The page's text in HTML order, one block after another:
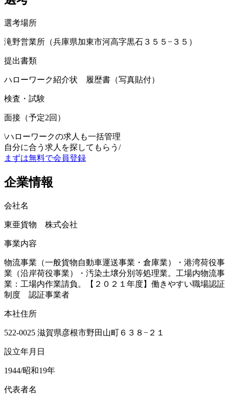
選考場所
滝野営業所（兵庫県加東市河高字黒石３５５−３５）
提出書類
ハローワーク紹介状 履歴書（写真貼付）
検査・試験
面接（予定2回）
\ハローワークの求人も一括管理
自分に合う求人を探してもらう /
まずは無料で会員登録
企業情報
会社名
東亜貨物 株式会社
事業内容
物流事業（一般貨物自動車運送事業・倉庫業）・港湾荷役事
業（沿岸荷役事業）・汚染土壌分別等処理業。工場内物流事
業：工場内作業請負。【２０２１年度】働きやすい職場認証
制度 認証事業者
本社住所
522-0025 滋賀県彦根市野田山町６３８−２１
設立年月日
1944/昭和19年
代表者名